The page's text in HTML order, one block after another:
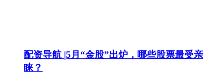
配资导航 |5月“金股”出炉，哪些股票最受亲
睐？